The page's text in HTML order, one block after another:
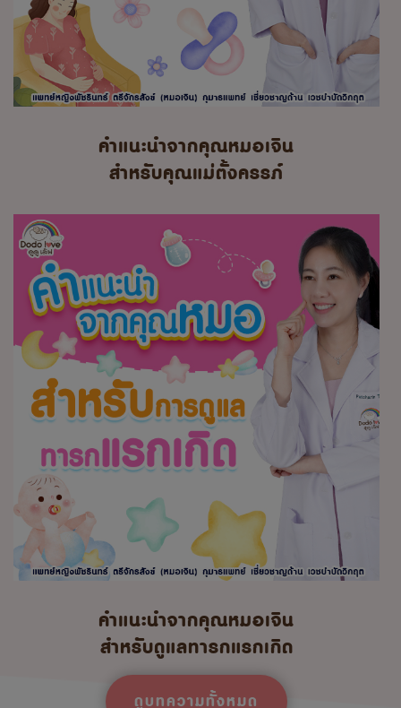
คำแนะนำจากคุณหมอเจิน
สำหรับคุณแม่ตั้งครรภ์
คำแนะนำจากคุณหมอเจิน
สำหรับดูแลทารกแรกเกิด
ดูบทความทั้งหมด